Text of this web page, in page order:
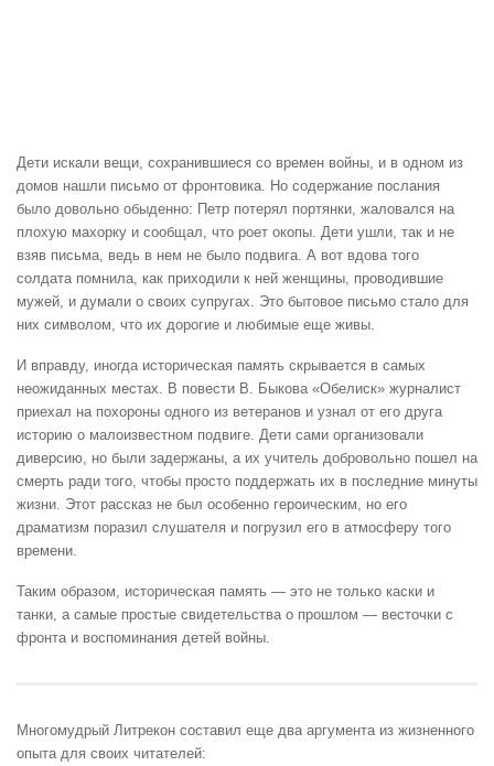
Дети искали вещи, сохранившиеся со времен войны, и в одном из
домов нашли письмо от фронтовика. Но содержание послания
было довольно обыденно: Петр потерял портянки, жаловался на
плохую махорку и сообщал, что роет окопы. Дети ушли, так и не
взяв письма, ведь в нем не было подвига. А вот вдова того
солдата помнила, как приходили к ней женщины, проводившие
мужей, и думали о своих супругах. Это бытовое письмо стало для
них символом, что их дорогие и любимые еще живы.
И вправду, иногда историческая память скрывается в самых
неожиданных местах. В повести В. Быкова «Обелиск» журналист
приехал на похороны одного из ветеранов и узнал от его друга
историю о малоизвестном подвиге. Дети сами организовали
диверсию, но были задержаны, а их учитель добровольно пошел на
смерть ради того, чтобы просто поддержать их в последние минуты
жизни. Этот рассказ не был особенно героическим, но его
драматизм поразил слушателя и погрузил его в атмосферу того
времени.
Таким образом, историческая память — это не только каски и
танки, а самые простые свидетельства о прошлом — весточки с
фронта и воспоминания детей войны.
Многомудрый Литрекон составил еще два аргумента из жизненного
опыта для своих читателей: